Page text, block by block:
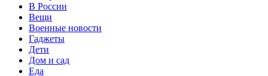
В России
Вещи
Военные новости
Гаджеты
Дети
Дом и сад
Еда